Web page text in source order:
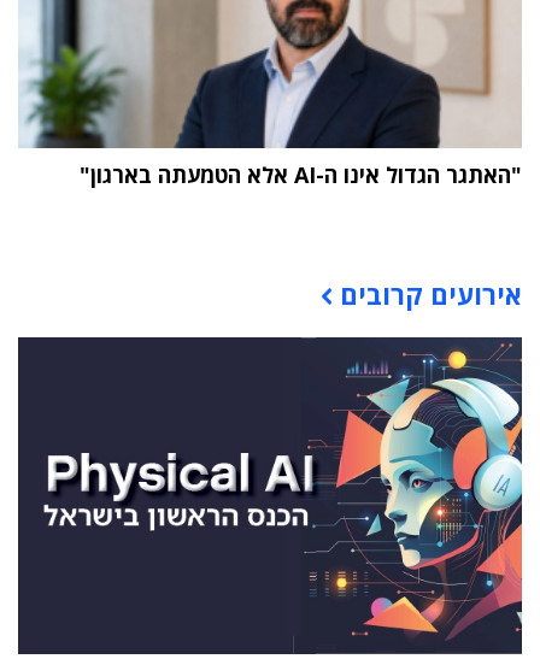
"האתגר הגדול אינו ה-AI אלא הטמעתה בארגון"
אירועים קרובים